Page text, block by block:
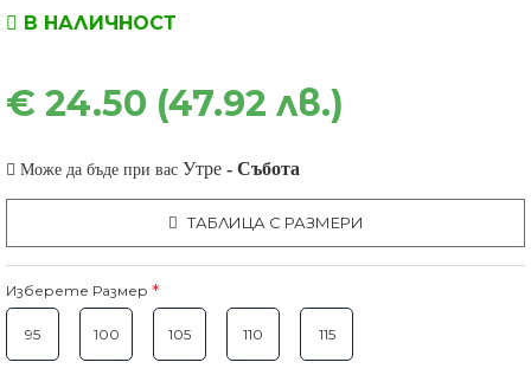
€ 24.50 (47.92 лв.)
В НАЛИЧНОСТ
Може да бъде при вас Утре - Събота
Изберете Размер
95 100 105 110 115
ТАБЛИЦА С РАЗМЕРИ